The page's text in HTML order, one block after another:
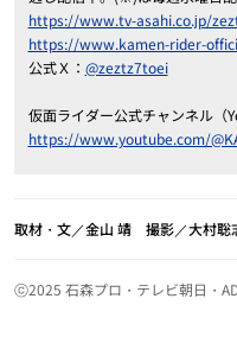
https://www.tv-asahi.co.jp/
https://www.kamen-rider-
公式Ｘ： @zeztz7toei
仮面ライダー公式チャンネル（
https://www.youtube.com/
取材・文／金山 靖 撮影／大村聡
ⓒ2025 石森プロ・テレビ朝日・